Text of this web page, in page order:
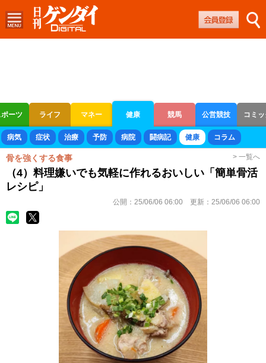
ーツ ライフ マネー 健康 競馬 公営競技 コミ
ボートレース 競輪 オートレース
病気 症状 治療 予防 病院 闘病記 健康 コラム
骨を強くする食事 > 一覧へ
（4）料理嫌いでも気軽に作れるおいしい「簡単骨活
レシピ」
公開： 25/06/06 06:00 更新： 25/06/06 06:00